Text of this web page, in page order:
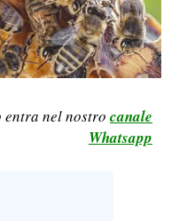
entra nel nostro canale
Whatsapp